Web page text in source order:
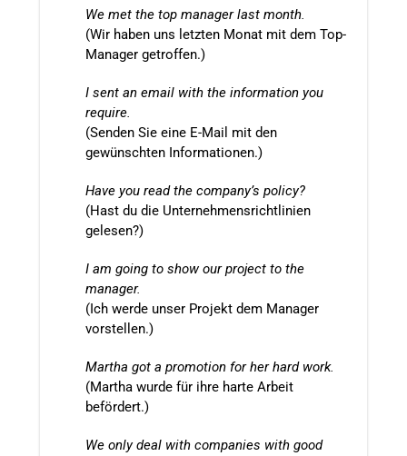
We met the top manager last month.
(Wir haben uns letzten Monat mit dem Top-
Manager getroffen.)
I sent an email with the information you
require.
(Senden Sie eine E-Mail mit den
gewünschten Informationen.)
Have you read the company’s policy?
(Hast du die Unternehmensrichtlinien
gelesen?)
I am going to show our project to the
manager.
(Ich werde unser Projekt dem Manager
vorstellen.)
Martha got a promotion for her hard work.
(Martha wurde für ihre harte Arbeit
befördert.)
We only deal with companies with good